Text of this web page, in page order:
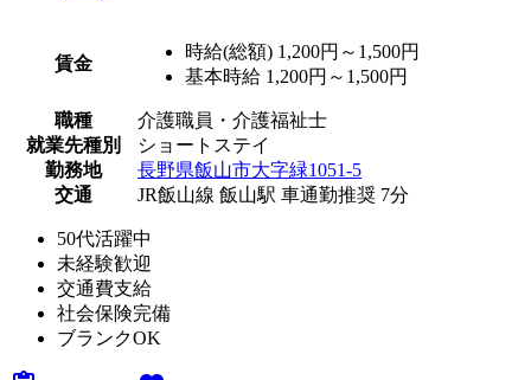
賃金
時給(総額) 1,200円～1,500円
基本時給 1,200円～1,500円
職種
介護職員・介護福祉士
就業先種別
ショートステイ
勤務地
長野県飯山市大字緑1051-5
交通
JR飯山線 飯山駅 車通勤推奨 7分
50代活躍中
未経験歓迎
交通費支給
社会保険完備
ブランクOK